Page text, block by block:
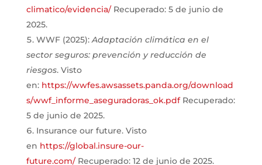
climatico/evidencia/Recuperado: 5 de junio de
2025.
WWF (2025):Adaptación climática en el
sector seguros: prevención y reducción de
riesgos. Visto
en: https://wwfes.awsassets.panda.org/download
s/wwf_informe_aseguradoras_ok.pdfRecuperado:
5 de junio de 2025.
Insurance our future. Visto
en https://global.insure-our-
future.com/Recuperado: 12 de junio de 2025.